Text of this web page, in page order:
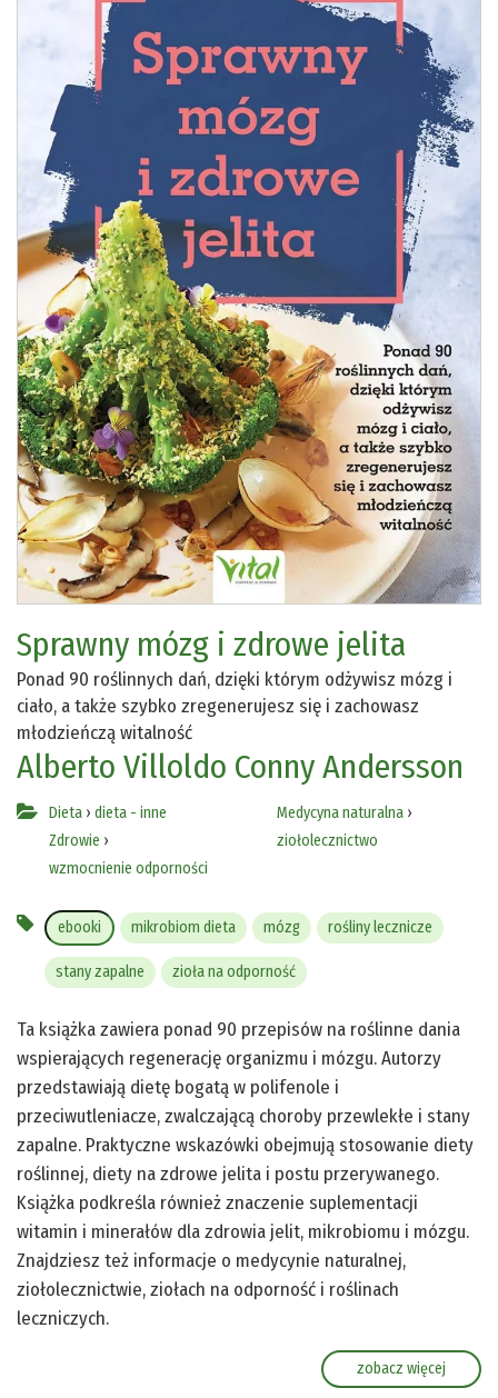
Sprawny mózg i zdrowe jelita
Ponad 90 roślinnych dań, dzięki którym odżywisz mózg i
ciało, a także szybko zregenerujesz się i zachowasz
młodzieńczą witalność
Alberto Villoldo Conny Andersson
Dieta › dieta - inne
Zdrowie ›
wzmocnienie odporności
Medycyna naturalna›
ziołolecznictwo
ebooki mikrobiom dieta mózg rośliny lecznicze
stany zapalne zioła na odporność
Ta książka zawiera ponad 90 przepisów na roślinne dania
wspierających regenerację organizmu i mózgu. Autorzy
przedstawiają dietę bogatą w polifenole i
przeciwutleniacze, zwalczającą choroby przewlekłe i stany
zapalne. Praktyczne wskazówki obejmują stosowanie diety
roślinnej, diety na zdrowe jelita i postu przerywanego.
Książka podkreśla również znaczenie suplementacji
witamin i minerałów dla zdrowia jelit, mikrobiomu i mózgu.
Znajdziesz też informacje o medycynie naturalnej,
ziołolecznictwie, ziołach na odporność i roślinach
leczniczych.
zobacz więcej